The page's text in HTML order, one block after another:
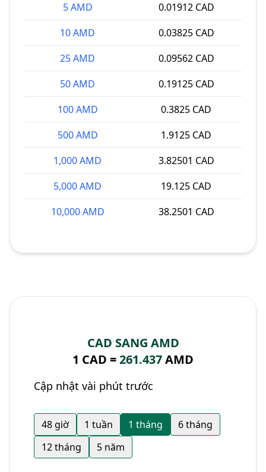
5 AMD
0.01912 CAD
10 AMD
0.03825 CAD
25 AMD
0.09562 CAD
50 AMD
0.19125 CAD
100 AMD
0.3825 CAD
500 AMD
1.9125 CAD
1,000 AMD
3.82501 CAD
5,000 AMD
19.125 CAD
10,000 AMD
38.2501 CAD
CAD SANG AMD
1 CAD =261.437AMD
Cập nhật vài phút trước
48 giờ 1 tuần 1 tháng
6 tháng
12 tháng
5 năm